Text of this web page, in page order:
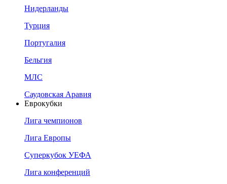
Нидерланды
Турция
Португалия
Бельгия
МЛС
Саудовская Аравия
Еврокубки
Лига чемпионов
Лига Европы
Суперкубок УЕФА
Лига конференций